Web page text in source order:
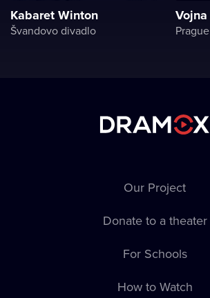
Kabaret Winton
Švandovo divadlo
Our Project
Donate to a theater
For Schools
How to Watch